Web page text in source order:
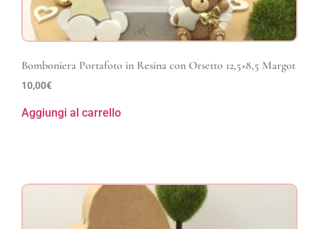
Bomboniera Portafoto in Resina con Orsetto 12,5×8,5 Margot
10,00€
Aggiungi al carrello